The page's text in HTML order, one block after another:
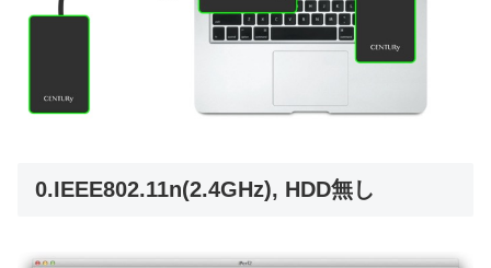
0.IEEE802.11n(2.4GHz), HDD無し